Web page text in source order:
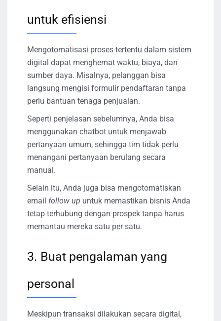
untuk efisiensi
Mengotomatisasi proses tertentu dalam sistem
digital dapat menghemat waktu, biaya, dan
sumber daya. Misalnya, pelanggan bisa
langsung mengisi formulir pendaftaran tanpa
perlu bantuan tenaga penjualan.
Seperti penjelasan sebelumnya, Anda bisa
menggunakan chatbot untuk menjawab
pertanyaan umum, sehingga tim tidak perlu
menangani pertanyaan berulang secara
manual.
Selain itu, Anda juga bisa mengotomatiskan
email follow up untuk memastikan bisnis Anda
tetap terhubung dengan prospek tanpa harus
memantau mereka satu per satu.
3. Buat pengalaman yang
personal
Meskipun transaksi dilakukan secara digital,